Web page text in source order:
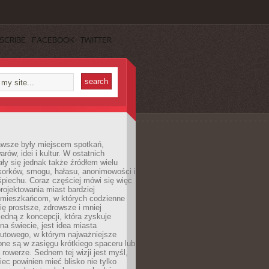
FACEBOOK TWITTER
były miejscem spotkań,
idei i kultur. W ostatnich
się jednak także źródłem wielu
smogu, hałasu, anonimowości i
Coraz częściej mówi się więc
miast bardziej
w których codzienne
prostsze, zdrowsze i mniej
z koncepcji, która zyskuje
świecie, jest idea miasta
w którym najważniejsze
są w zasięgu krótkiego spaceru lub
rowerze. Sednem tej wizji jest myśl,
powinien mieć blisko nie tylko